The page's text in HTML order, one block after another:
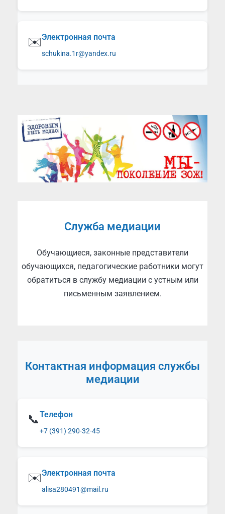
✉️Электронная почта
schukina.1r@yandex.ru
Служба медиации
Обучающиеся, законные представители
обучающихся, педагогические работники могут
обратиться в службу медиации с устным или
письменным заявлением.
Контактная информация службы
медиации
📞Телефон
+7 (391) 290-32-45
✉️Электронная почта
alisa280491@mail.ru